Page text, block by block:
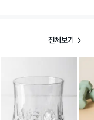
전체보기